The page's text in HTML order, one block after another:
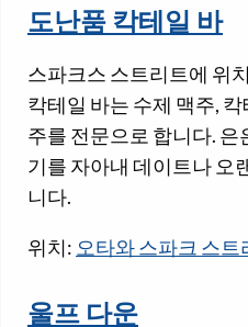
도난품 칵테일 바
스파크스 스트리트에 위
칵테일 바는 수제 맥주,
주를 전문으로 합니다. 은
기를 자아내 데이트나 오
니다.
위치: 오타와 스파크 스트
울프 다운